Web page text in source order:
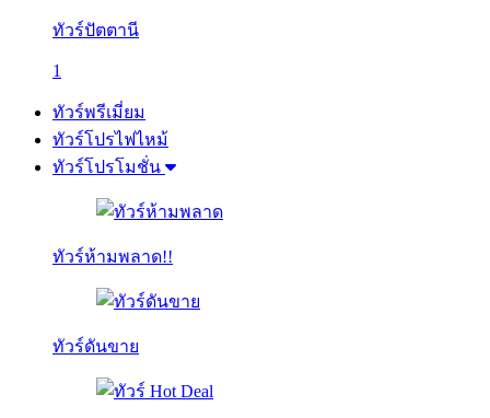
ทัวร์ปัตตานี
1
ทัวร์พรีเมี่ยม
ทัวร์โปรไฟไหม้
ทัวร์โปรโมชั่น
ทัวร์ห้ามพลาด!!
ทัวร์ดันขาย